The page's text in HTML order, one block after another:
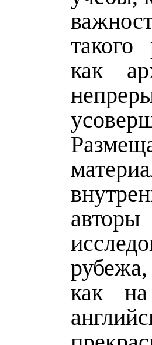
такого
как
как